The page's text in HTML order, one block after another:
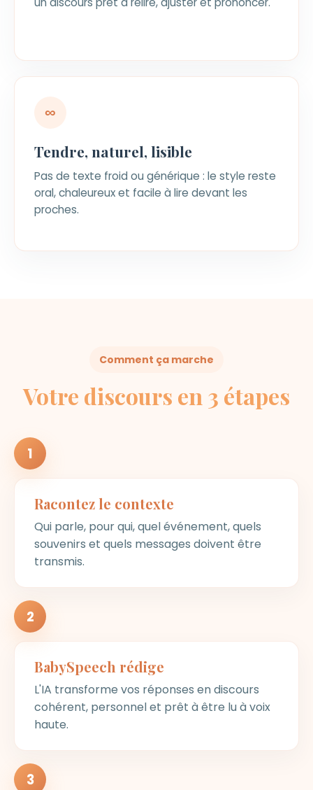
∞
Tendre, naturel, lisible
Pas de texte froid ou générique : le style reste
oral, chaleureux et facile à lire devant les
proches.
Comment ça marche
Votre discours en 3 étapes
1
Racontez le contexte
Qui parle, pour qui, quel événement, quels
souvenirs et quels messages doivent être
transmis.
2
BabySpeech rédige
L'IA transforme vos réponses en discours
cohérent, personnel et prêt à être lu à voix
haute.
3